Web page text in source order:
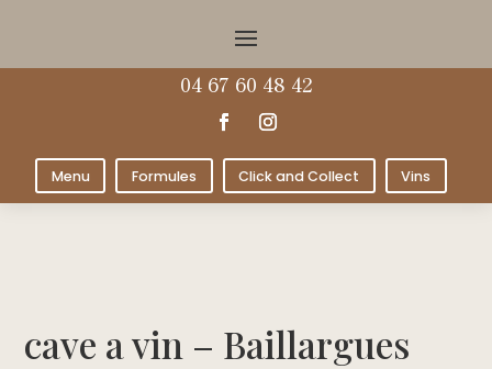
04 67 60 48 42
Menu Formules Click and Collect Vins
cave a vin – Baillargues